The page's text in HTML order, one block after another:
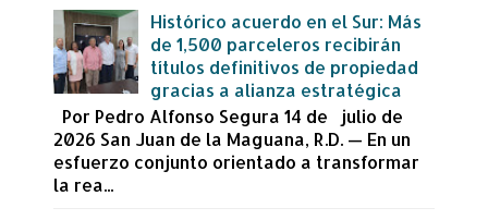
Histórico acuerdo en el Sur: Más
de 1,500 parceleros recibirán
títulos definitivos de propiedad
gracias a alianza estratégica
Por Pedro Alfonso Segura 14 de julio de
2026 San Juan de la Maguana, R.D. — En un
esfuerzo conjunto orientado a transformar
la rea...